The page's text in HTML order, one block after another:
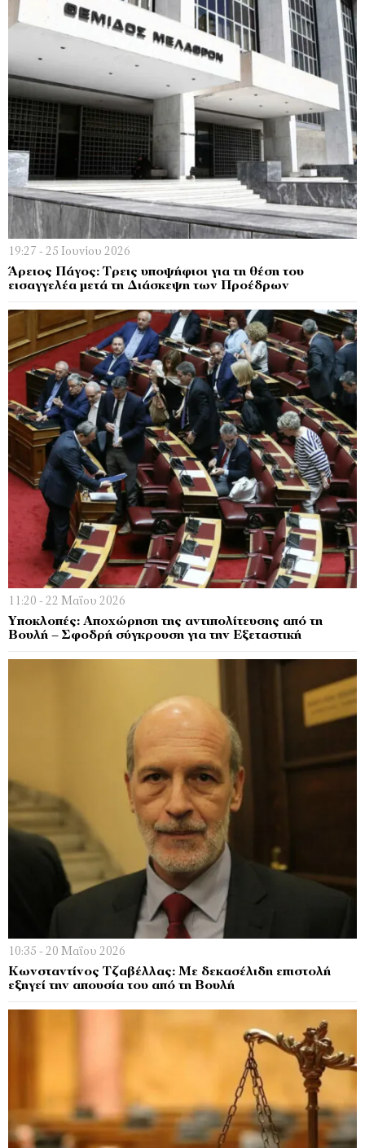
19:27 - 25 Ιουνίου 2026
Άρειος Πάγος: Τρεις υποψήφιοι για τη θέση του
εισαγγελέα μετά τη Διάσκεψη των Προέδρων
11:20 - 22 Μαΐου 2026
Υποκλοπές: Αποχώρηση της αντιπολίτευσης από τη
Βουλή – Σφοδρή σύγκρουση για την Εξεταστική
10:35 - 20 Μαΐου 2026
Κωνσταντίνος Τζαβέλλας: Με δεκασέλιδη επιστολή
εξηγεί την απουσία του από τη Βουλή